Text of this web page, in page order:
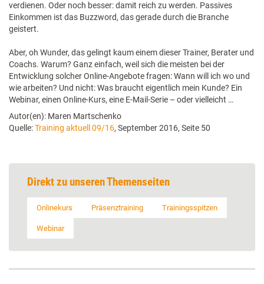
verdienen. Oder noch besser: damit reich zu werden. Passives
Einkommen ist das Buzzword, das gerade durch die Branche
geistert.
Aber, oh Wunder, das gelingt kaum einem dieser Trainer, Berater und
Coachs. Warum? Ganz einfach, weil sich die meisten bei der
Entwicklung solcher Online-Angebote fragen: Wann will ich wo und
wie arbeiten? Und nicht: Was braucht eigentlich mein Kunde? Ein
Webinar, einen Online-Kurs, eine E-Mail-Serie – oder vielleicht …
Autor(en): Maren Martschenko
Quelle:Training aktuell 09/16, September 2016, Seite 50
Direkt zu unseren Themenseiten
Onlinekurs Präsenztraining Trainingsspitzen
Webinar